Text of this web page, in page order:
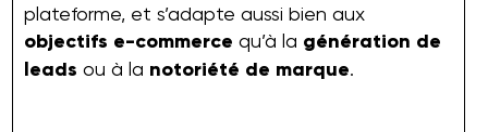
plateforme, et s’adapte aussi bien aux
objectifs e-commerce qu’à la génération de
leads ou à la notoriété de marque.